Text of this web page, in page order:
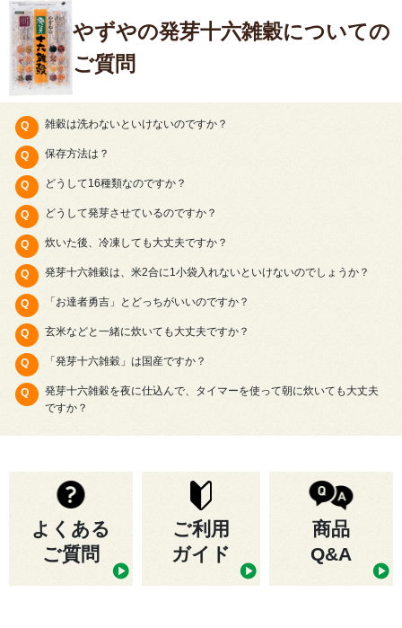
やずやの発芽十六雑穀についての
ご質問
雑穀は洗わないといけないのですか？
保存方法は？
どうして16種類なのですか？
どうして発芽させているのですか？
炊いた後、冷凍しても大丈夫ですか？
発芽十六雑穀は、米2合に1小袋入れないといけないのでしょうか？
「お達者勇吉」とどっちがいいのですか？
玄米などと一緒に炊いても大丈夫ですか？
「発芽十六雑穀」は国産ですか？
発芽十六雑穀を夜に仕込んで、タイマーを使って朝に炊いても大丈夫
ですか？
よくある
ご質問
ご利用
ガイド
商品
Q&A